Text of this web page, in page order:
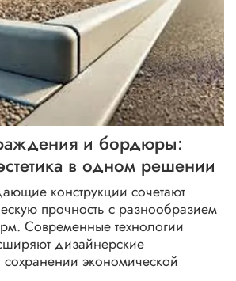
серия скала
темная плитка
плиткой зимой
очистка плитки
покрытия
весенний ремонт дорожек
весеннее благоустройство
мощение
и бордюры:
в одном решении
конструкции сочетают
прочность с разнообразием
Современные технологии
дизайнерские
экономической